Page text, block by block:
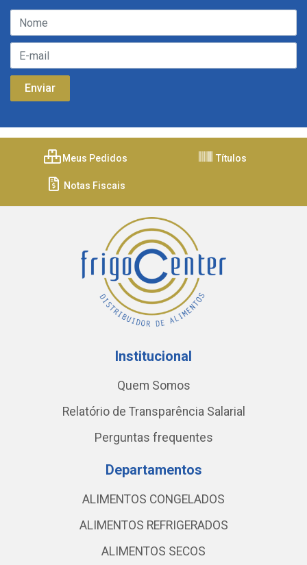
Meus Pedidos Títulos
Notas Fiscais
Institucional
Quem Somos
Relatório de Transparência Salarial
Perguntas frequentes
Departamentos
ALIMENTOS CONGELADOS
ALIMENTOS REFRIGERADOS
ALIMENTOS SECOS